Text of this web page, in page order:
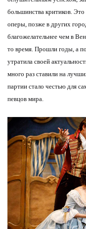
большинства критиков.
оперы, позже в других
благожелательнее чем в
то время. Прошли годы, а
утратила своей
много раз ставили на
партии стало честью для
певцов мира.